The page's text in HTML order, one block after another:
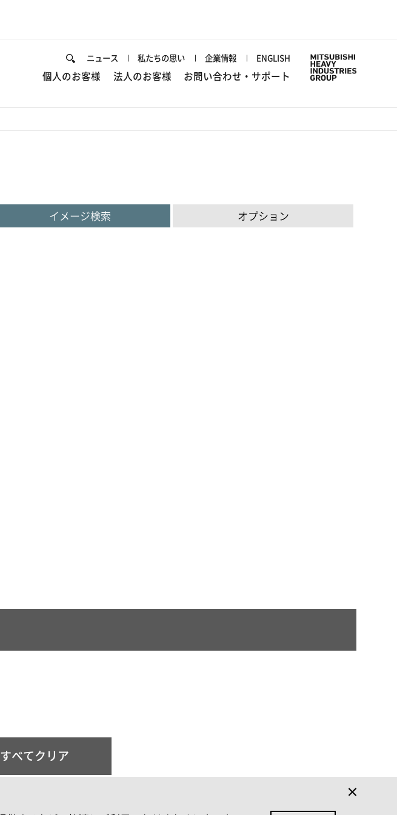
ニュース 私たちの思い 企業情報 ENGLISH
個人のお客様 法人のお客様 お問い合わせ・サポート
イメージ検索 オプション
すべてクリア